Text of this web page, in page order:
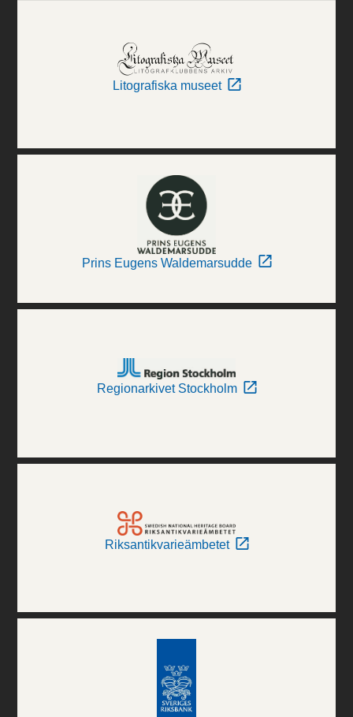
Litografiska museet
Prins Eugens Waldemarsudde
Regionarkivet Stockholm
Riksantikvarieämbetet